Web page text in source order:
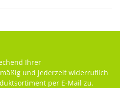
Ihrer
und jederzeit widerruflich
per E-Mail zu.